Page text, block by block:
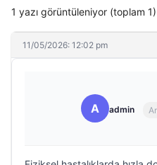
1 yazı görüntüleniyor (toplam 1)
11/05/2026: 12:02 pm
A admin